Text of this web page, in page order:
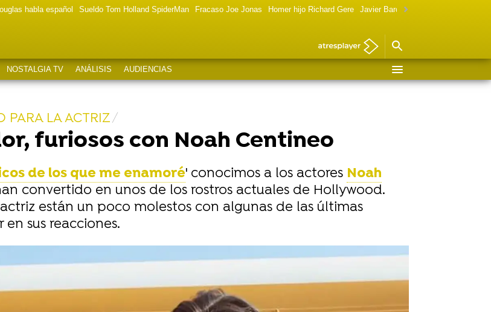
habla español Sueldo Tom Holland SpiderMan Fracaso Joe Jonas Homer hijo Richard Gere Javier Bardem política
NOSTALGIA TV ANÁLISIS AUDIENCIAS
PARA LA ACTRIZ
furiosos con Noah Centineo
de los que me enamoré' conocimos a los actores Noah
convertido en unos de los rostros actuales de Hollywood.
están un poco molestos con algunas de las últimas
sus reacciones.